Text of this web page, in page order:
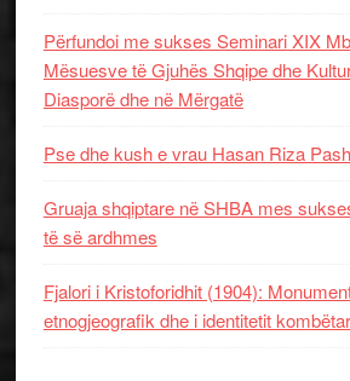
Përfundoi me sukses Seminari XIX
Mësuesve të Gjuhës Shqipe dhe
Diasporë dhe në Mërgatë
Pse dhe kush e vrau Hasan Riza
Gruaja shqiptare në SHBA mes
të së ardhmes
Fjalori i Kristoforidhit (1904):
etnogjeografik dhe i identitetit